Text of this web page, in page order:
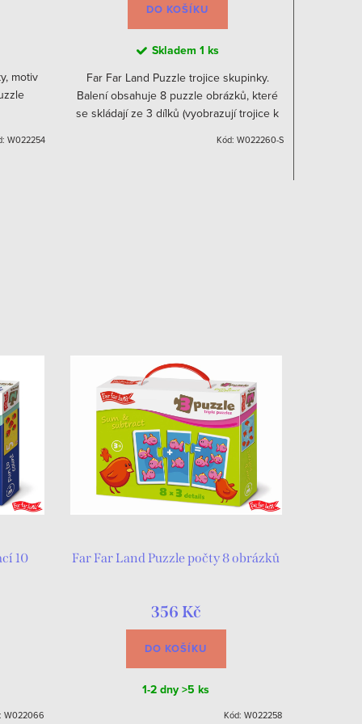
motiv
W022254
DO KOŠÍKU
Skladem 1 ks
Far Far Land Puzzle trojice skupinky.
Balení obsahuje 8 puzzle obrázků, které
se skládají ze 3 dílků (vyobrazují trojice k
Kód: W022260-S
10
W022066
Far Far Land Puzzle počty 8 obrázků
356 Kč
DO KOŠÍKU
1-2 dny>5 ks
Kód: W022258